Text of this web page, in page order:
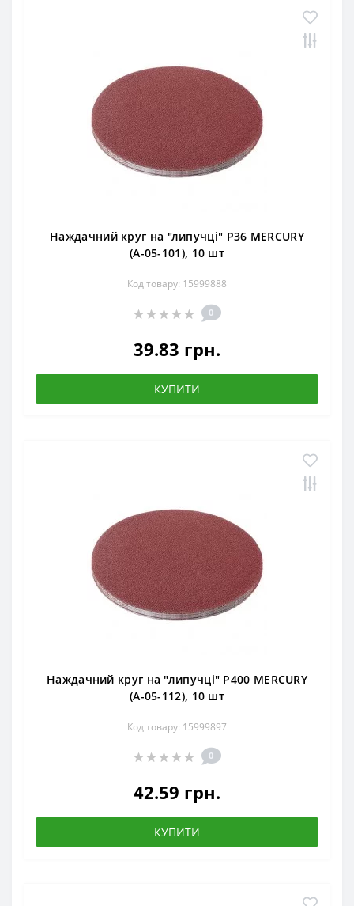
Наждачний круг на "липучці" Р36 MERCURY
(А-05-101), 10 шт
Код товару: 15999888
0
39.83 грн.
КУПИТИ
Наждачний круг на "липучці" Р400 MERCURY
(А-05-112), 10 шт
Код товару: 15999897
0
42.59 грн.
КУПИТИ